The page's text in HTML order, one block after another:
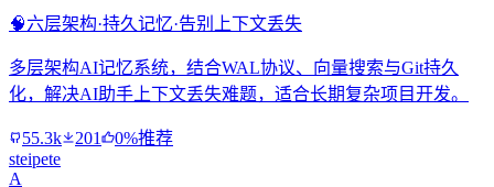
🧠六层架构·持久记忆·告别上下文丢失
多层架构AI记忆系统，结合WAL协议、向量搜索与Git持久
化，解决AI助手上下文丢失难题，适合长期复杂项目开发。
55.3k 201
0%推荐
steipete
A